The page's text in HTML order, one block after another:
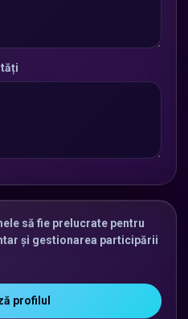
să fie prelucrate pentru
și gestionarea participării
profilul